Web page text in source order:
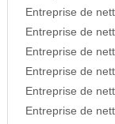
Entreprise de
Entreprise de
Entreprise de
Entreprise de
Entreprise de
Entreprise de